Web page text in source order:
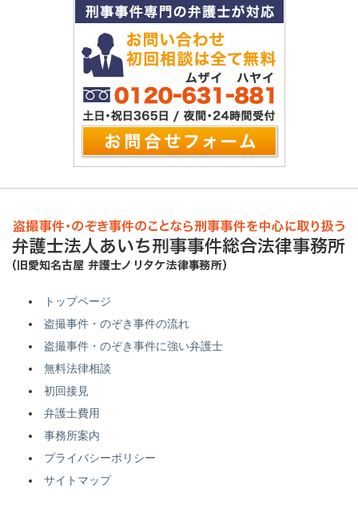
トップページ
盗撮事件・のぞき事件の流れ
盗撮事件・のぞき事件に強い弁護士
無料法律相談
初回接見
弁護士費用
事務所案内
プライバシーポリシー
サイトマップ